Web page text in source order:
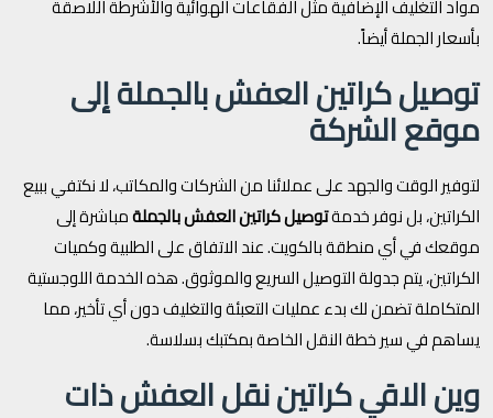
مواد التغليف الإضافية مثل الفقاعات الهوائية والأشرطة اللاصقة
بأسعار الجملة أيضاً.
توصيل كراتين العفش بالجملة إلى
موقع الشركة
لتوفير الوقت والجهد على عملائنا من الشركات والمكاتب، لا نكتفي ببيع
الكراتين، بل نوفر خدمةتوصيل كراتين العفش بالجملةمباشرة إلى
موقعك في أي منطقة بالكويت. عند الاتفاق على الطلبية وكميات
الكراتين، يتم جدولة التوصيل السريع والموثوق. هذه الخدمة اللوجستية
المتكاملة تضمن لك بدء عمليات التعبئة والتغليف دون أي تأخير، مما
يساهم في سير خطة النقل الخاصة بمكتبك بسلاسة.
وين الاقي كراتين نقل العفش ذات